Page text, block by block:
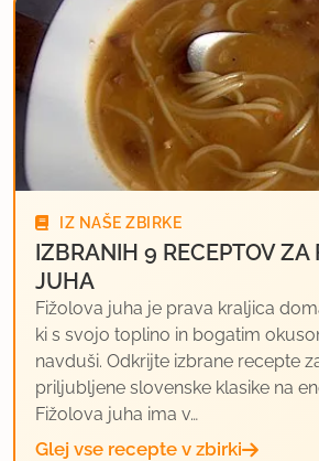
IZ NAŠE ZBIRKE
IZBRANIH 9 RECEPTOV ZA
JUHA
Fižolova juha je prava kraljica
ki s svojo toplino in bogatim
navduši. Odkrijte izbrane recepte
priljubljene slovenske klasike na
Fižolova juha ima v…
Glej vse recepte v zbirki